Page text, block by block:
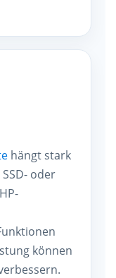
hängt stark
oder
können